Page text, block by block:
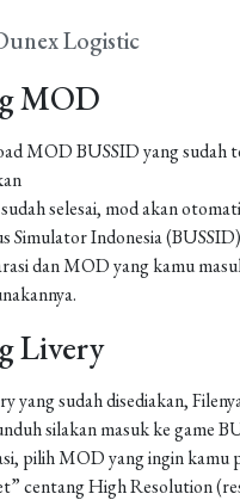
Logistic
MOD
MOD BUSSID yang sudah
selesai, mod akan
Simulator Indonesia (BUSSID)
dan MOD yang kamu
Livery
yang sudah disediakan,
silakan masuk ke game
pilih MOD yang ingin kamu
centang High Resolution